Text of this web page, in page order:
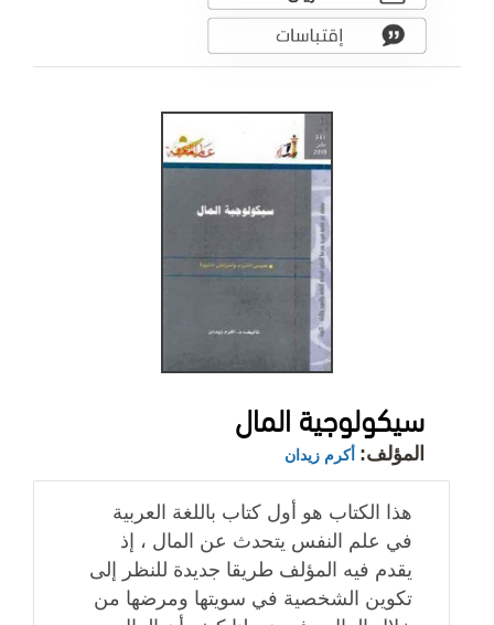
سيكولوجية المال
المؤلف: أكرم زيدان
هذا الكتاب هو أول كتاب باللغة العربية
في علم النفس يتحدث عن المال ، إذ
يقدم فيه المؤلف طريقا جديدة للنظر إلى
تكوين الشخصية في سويتها ومرضها من